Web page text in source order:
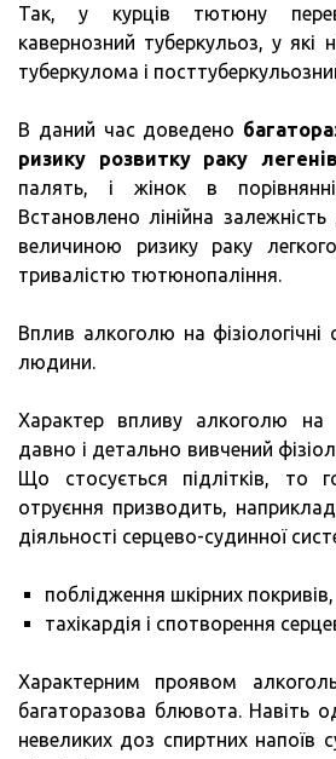
Так, у курців тютюну
кавернозний туберкульоз, у які
туберкулома і
В даний час доведено
ризику розвитку раку легенів
палять, і жінок в
Встановлено лінійна
величиною ризику раку
тривалістю тютюнопаління.
Вплив алкоголю на фізіологічні
людини.
Характер впливу алкоголю на
давно і детально вивчений
Що стосується підлітків, то
отруєння призводить,
діяльності серцево-судинної
поблідження шкірних покривів,
тахікардія і спотворення
Характерним проявом
багаторазова блювота. Навіть
невеликих доз спиртних напоїв